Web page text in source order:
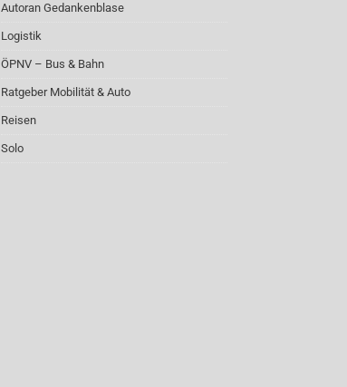
Autoran Gedankenblase
Logistik
ÖPNV – Bus & Bahn
Ratgeber Mobilität & Auto
Reisen
Solo